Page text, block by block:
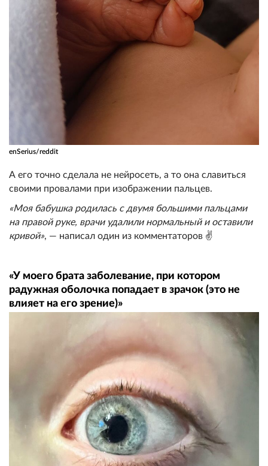
enSerius/reddit
А его точно сделала не нейросеть, а то она славиться
своими провалами при изображении пальцев.
«Моя бабушка родилась с двумя большими пальцами
на правой руке, врачи удалили нормальный и оставили
кривой», — написал один из комментаторов ✌️
«У моего брата заболевание, при котором
радужная оболочка попадает в зрачок (это не
влияет на его зрение)»